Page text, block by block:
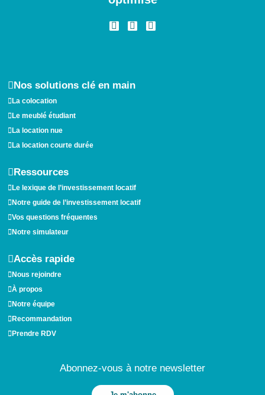
n
a
a
k
i
Nos solutions clé en main
La colocation
Le meublé étudiant
La location nue
La location courte durée
Ressources
Le lexique de l’investissement locatif
Notre guide de l’investissement locatif
Vos questions fréquentes
Notre simulateur
Accès rapide
Nous rejoindre
À propos
Notre équipe
Recommandation
Prendre RDV
Abonnez-vous à notre newsletter